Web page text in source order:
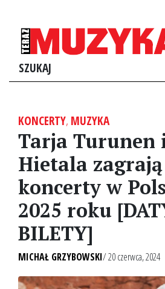
SZUKAJ
KONCERTY, MUZYKA
Tarja Turunen
Hietala
koncerty w
2025 roku
BILETY]
MICHAŁ GRZYBOWSKI/ 20 czerwca, 2024